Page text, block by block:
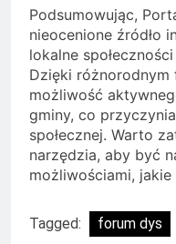
Podsumowując,
nieocenione źródło
lokalne
Dzięki różnorodnym
możliwość
gminy, co
społecznej. Warto
narzędzia, aby być
możliwościami,
Tagged: forum dys